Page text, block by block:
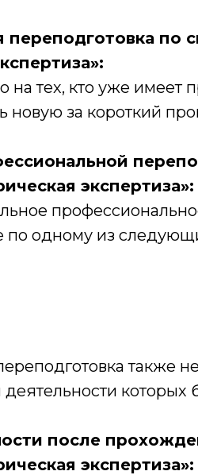
по
на тех, кто уже
новую за короткий
экспертиза»:
по одному из
также
которых
после
экспертиза»: